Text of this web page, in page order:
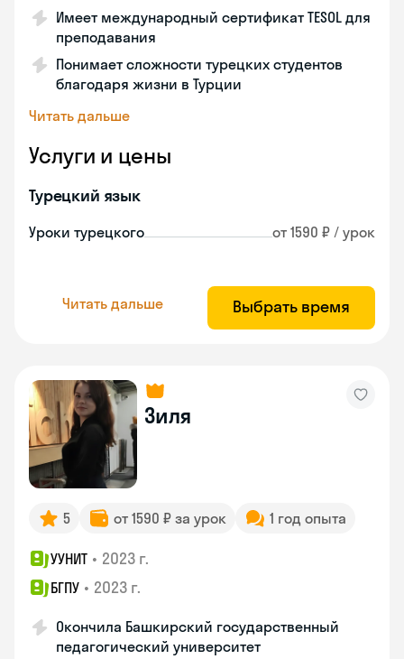
Имеет международный сертификат TESOL для
преподавания
Понимает сложности турецких студентов
благодаря жизни в Турции
Читать дальше
Услуги и цены
Турецкий язык
Уроки турецкого от 1590 ₽ / урок
Читать дальше Выбрать время
Зиля
5 от 1590 ₽ за урок 1 год опыта
УУНИТ • 2023 г.
БГПУ • 2023 г.
Окончила Башкирский государственный
педагогический университет